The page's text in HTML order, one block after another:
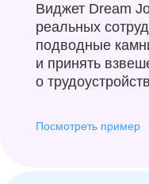
Виджет Dream
реальных
подводные
и принять
о
Посмотреть пример